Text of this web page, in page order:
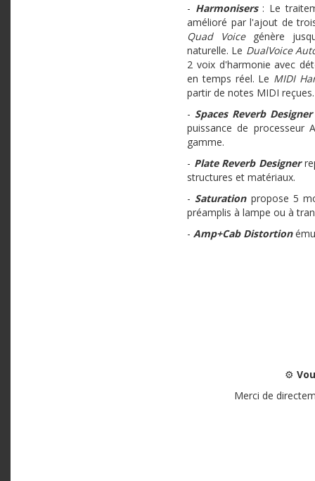
- Harmonisers : Le
amélioré par l'ajout de
Quad Voicegénère
naturelle. Le DualVoice
2 voix d'harmonie avec
en temps réel. Le MIDI
partir de notes MIDI reçues.
- Spaces Reverb Designer
puissance de processeur
gamme.
- Plate Reverb Designer
structures et matériaux.
- Saturation propose 5
préamplis à lampe ou à
- Amp+Cab Distortion
⚙️
Merci de